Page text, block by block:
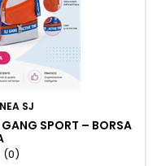
SJ
GANG SPORT – BORSA
(0)